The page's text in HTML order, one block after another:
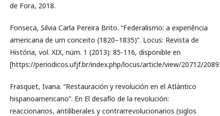
de Fora, 2018.
Fonseca, Silvia Carla Pereira Brito. “Federalismo: a experiência
americana de um conceito (1820–1835)”. Locus: Revista de
História, vol. XIX, núm. 1 (2013): 85-116, disponible en
[https://periodicos.ufjf.br/index.php/locus/article/view/20712/
Frasquet, Ivana. “Restauración y revolución en el Atlántico
hispanoamericano”. En El desafío de la revolución:
reaccionarios, antiliberales y contrarrevolucionarios (siglos